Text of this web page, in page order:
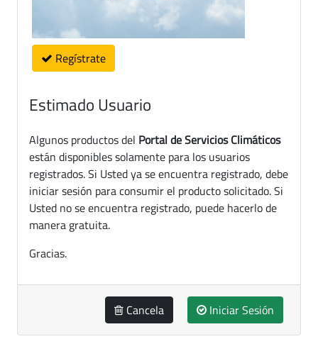
Regístrate
Estimado Usuario
Algunos productos del Portal de Servicios Climáticos
están disponibles solamente para los usuarios
registrados. Si Usted ya se encuentra registrado, debe
iniciar sesión para consumir el producto solicitado. Si
Usted no se encuentra registrado, puede hacerlo de
manera gratuita.
Gracias.
Cancela Iniciar Sesión